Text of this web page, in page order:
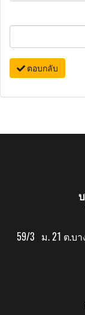
ตอบกลับ
59/3 ม. 21 ต.บ